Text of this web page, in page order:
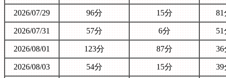
2026/07/29 96分 15分 81
2026/07/31 57分 6分 51
2026/08/01 123分 87分 36
2026/08/03 54分 15分 39